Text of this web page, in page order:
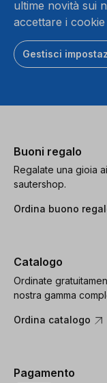
ultime novità sui
accettare i
Gestisci
Buoni regalo
Regalate una gioia
sautershop.
Ordina buono
Catalogo
Ordinate
nostra gamma
Ordina catalogo
Pagamento